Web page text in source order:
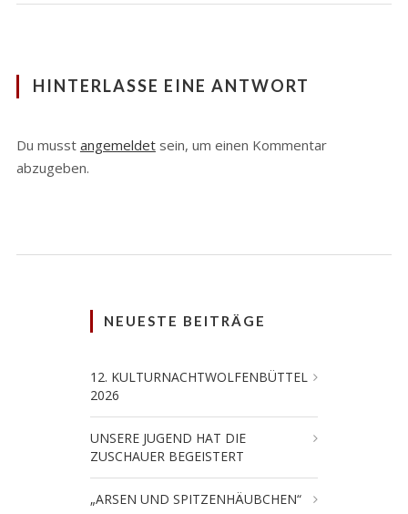
HINTERLASSE EINE ANTWORT
Du musst angemeldetsein, um einen Kommentar
abzugeben.
NEUESTE BEITRÄGE
12. KULTURNACHTWOLFENBÜTTEL
2026
UNSERE JUGEND HAT DIE
ZUSCHAUER BEGEISTERT
„ARSEN UND SPITZENHÄUBCHEN“